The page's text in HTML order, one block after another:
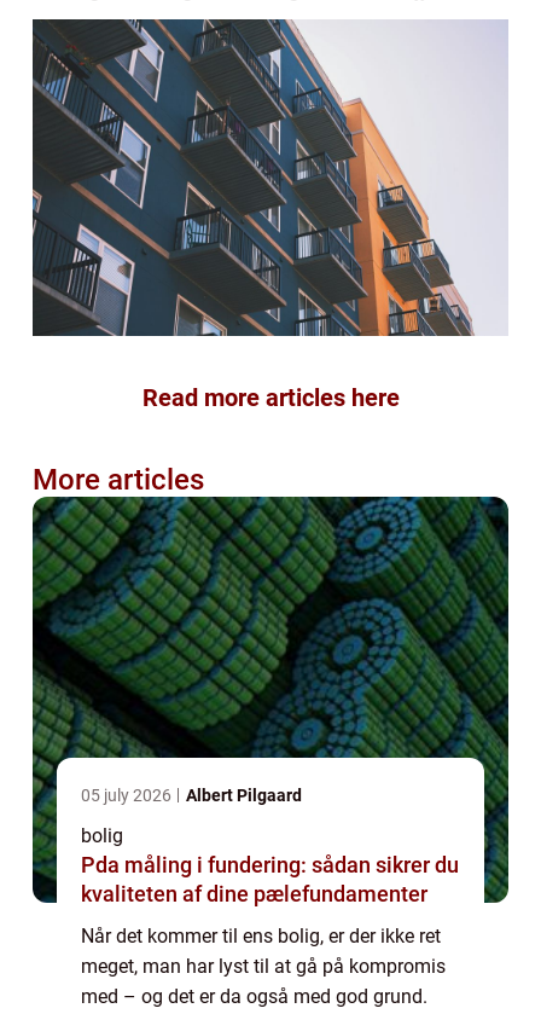
Read more articles here
More articles
05 july 2026 Albert Pilgaard
bolig
Pda måling i fundering: sådan sikrer du
kvaliteten af dine pælefundamenter
Når det kommer til ens bolig, er der ikke ret
meget, man har lyst til at gå på kompromis
med – og det er da også med god grund.